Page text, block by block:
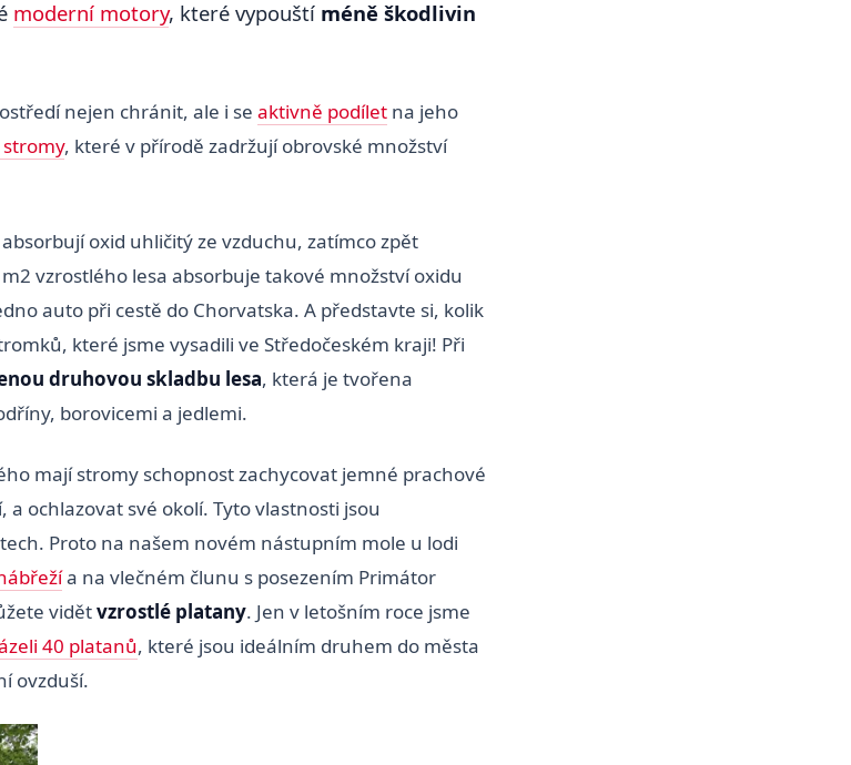
moderní motory, které vypouští méně škodlivin
nejen chránit, ale i se aktivně podílet na jeho
, které v přírodě zadržují obrovské množství
oxid uhličitý ze vzduchu, zatímco zpět
vzrostlého lesa absorbuje takové množství oxidu
auto při cestě do Chorvatska. A představte si, kolik
které jsme vysadili ve Středočeském kraji! Při
druhovou skladbu lesa, která je tvořena
borovicemi a jedlemi.
mají stromy schopnost zachycovat jemné prachové
ochlazovat své okolí. Tyto vlastnosti jsou
Proto na našem novém nástupním mole u lodi
a na vlečném člunu s posezením Primátor
vidětvzrostlé platany. Jen v letošním roce jsme
40 platanů, které jsou ideálním druhem do města
ovzduší.